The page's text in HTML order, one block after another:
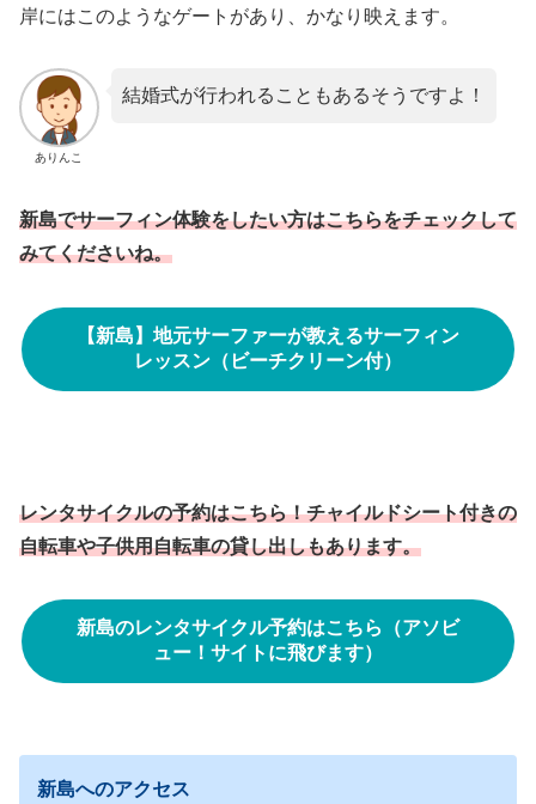
岸にはこのようなゲートがあり、かなり映えます。
ありんこ
結婚式が行われることもあるそうですよ！
新島でサーフィン体験をしたい方はこちらをチェックして
みてくださいね。
【新島】地元サーファーが教えるサーフィン
レッスン（ビーチクリーン付）
レンタサイクルの予約はこちら！チャイルドシート付きの
自転車や子供用自転車の貸し出しもあります。
新島のレンタサイクル予約はこちら（アソビ
ュー！サイトに飛びます）
新島へのアクセス